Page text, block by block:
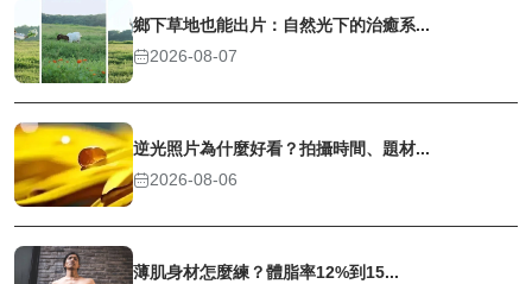
鄉下草地也能出片：自然光下的治癒系...
2026-08-07
逆光照片為什麼好看？拍攝時間、題材...
2026-08-06
薄肌身材怎麼練？體脂率12%到15...